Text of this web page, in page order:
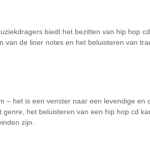
biedt het bezitten van hip hop
van de liner notes en het beluisteren van
– het is een venster naar een levendige
het beluisteren van een hip hop cd
zijn.